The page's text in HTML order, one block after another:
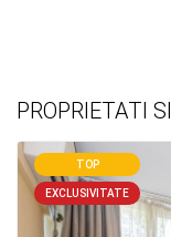
PROPRIETATI
TOP
EXCLUSIVITATE